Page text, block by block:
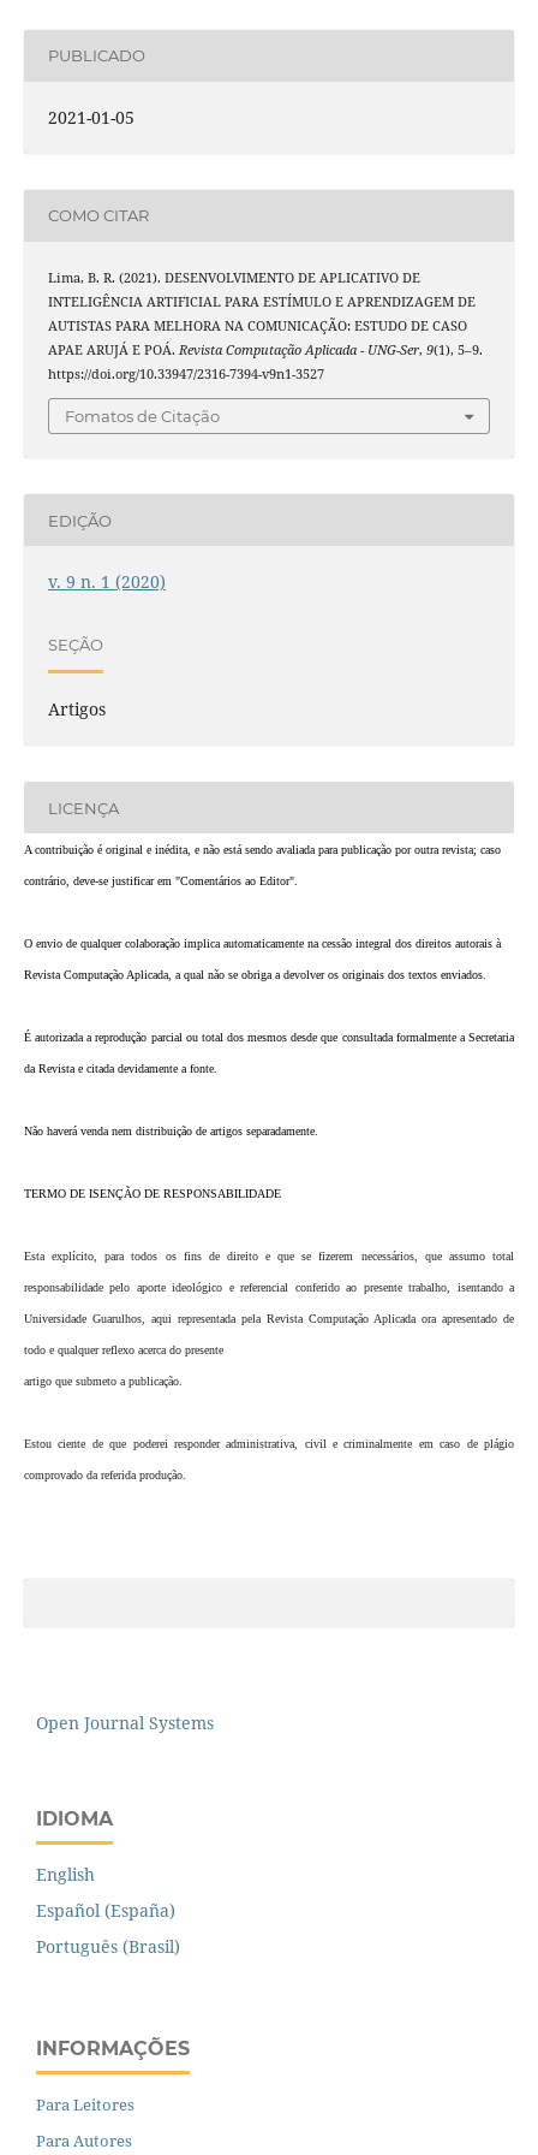
PUBLICADO
2021-01-05
COMO CITAR
Lima, B. R. (2021). DESENVOLVIMENTO DE APLICATIVO DE
INTELIGÊNCIA ARTIFICIAL PARA ESTÍMULO E APRENDIZAGEM DE
AUTISTAS PARA MELHORA NA COMUNICAÇÃO: ESTUDO DE CASO
APAE ARUJÁ E POÁ. Revista Computação Aplicada - UNG-Ser, 9(1), 5–9.
https://doi.org/10.33947/2316-7394-v9n1-3527
Fomatos de Citação
EDIÇÃO
v. 9 n. 1 (2020)
SEÇÃO
Artigos
LICENÇA
A contribuição é original e inédita, e não está sendo avaliada para publicação por outra revista; caso
contrário, deve-se justificar em "Comentários ao Editor".
O envio de qualquer colaboração implica automaticamente na cessão integral dos direitos autorais à
Revista Computação Aplicada, a qual não se obriga a devolver os originais dos textos enviados.
É autorizada a reprodução parcial ou total dos mesmos desde que consultada formalmente a Secretaria
da Revista e citada devidamente a fonte.
Não haverá venda nem distribuição de artigos separadamente.
TERMO DE ISENÇÃO DE RESPONSABILIDADE
Esta explícito, para todos os fins de direito e que se fizerem necessários, que assumo total
responsabilidade pelo aporte ideológico e referencial conferido ao presente trabalho, isentando a
Universidade Guarulhos, aqui representada pela Revista Computação Aplicada ora apresentado de
todo e qualquer reflexo acerca do presente
artigo que submeto a publicação.
Estou ciente de que poderei responder administrativa, civil e criminalmente em caso de plágio
comprovado da referida produção.
Open Journal Systems
IDIOMA
English
Español (España)
Português (Brasil)
INFORMAÇÕES
Para Leitores
Para Autores